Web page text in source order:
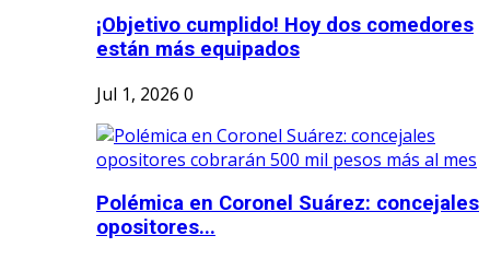
¡Objetivo cumplido! Hoy dos comedores
están más equipados
Jul 1, 2026 0
Polémica en Coronel Suárez: concejales
opositores...